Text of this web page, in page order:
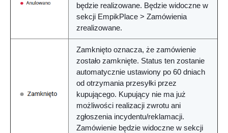
będzie realizowane. Będzie widoczne w
sekcji EmpikPlace > Zamówienia
zrealizowane.
Zamknięto oznacza, że zamówienie
zostało zamknięte. Status ten zostanie
automatycznie ustawiony po 60 dniach
od otrzymania przesyłki przez
kupującego. Kupujący nie ma już
możliwości realizacji zwrotu ani
zgłoszenia incydentu/reklamacji.
Zamówienie będzie widoczne w sekcji